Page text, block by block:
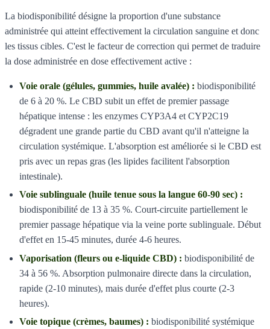
La biodisponibilité désigne la proportion d'une substance
administrée qui atteint effectivement la circulation sanguine et donc
les tissus cibles. C'est le facteur de correction qui permet de traduire
la dose administrée en dose effectivement active :
Voie orale (gélules, gummies, huile avalée) : biodisponibilité
de 6 à 20 %. Le CBD subit un effet de premier passage
hépatique intense : les enzymes CYP3A4 et CYP2C19
dégradent une grande partie du CBD avant qu'il n'atteigne la
circulation systémique. L'absorption est améliorée si le CBD est
pris avec un repas gras (les lipides facilitent l'absorption
intestinale).
Voie sublinguale (huile tenue sous la langue 60-90 sec) :
biodisponibilité de 13 à 35 %. Court-circuite partiellement le
premier passage hépatique via la veine porte sublinguale. Début
d'effet en 15-45 minutes, durée 4-6 heures.
Vaporisation (fleurs ou e-liquide CBD) : biodisponibilité de
34 à 56 %. Absorption pulmonaire directe dans la circulation,
rapide (2-10 minutes), mais durée d'effet plus courte (2-3
heures).
Voie topique (crèmes, baumes) : biodisponibilité systémique